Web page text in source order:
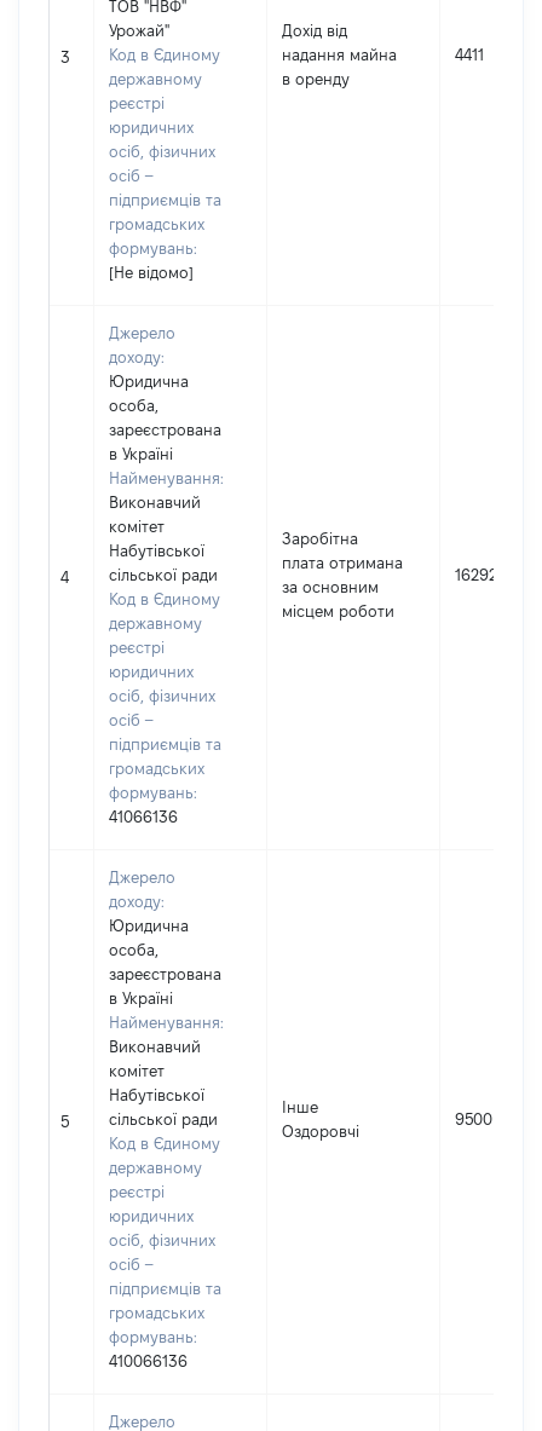
3
ТОВ "НВФ"
Урожай"
Код в Єдиному
державному
реєстрі
юридичних
осіб, фізичних
осіб –
підприємців та
громадських
формувань:
[Не відомо]
Дохід від
надання майна
в оренду
4411
4
Джерело
доходу:
Юридична
особа,
зареєстрована
в Україні
Найменування:
Виконавчий
комітет
Набутівської
сільської ради
Код в Єдиному
державному
реєстрі
юридичних
осіб, фізичних
осіб –
підприємців та
громадських
формувань:
41066136
Заробітна
плата отримана
за основним
місцем роботи
162924
5
Джерело
доходу:
Юридична
особа,
зареєстрована
в Україні
Найменування:
Виконавчий
комітет
Набутівської
сільської ради
Код в Єдиному
державному
реєстрі
юридичних
осіб, фізичних
осіб –
підприємців та
громадських
формувань:
410066136
Інше
Оздоровчі
9500
Джерело